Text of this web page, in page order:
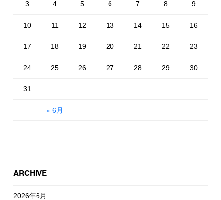
« 6月
3 4 5 6 7 8 9
10 11 12 13 14 15 16
17 18 19 20 21 22 23
24 25 26 27 28 29 30
31
ARCHIVE
2026年6月